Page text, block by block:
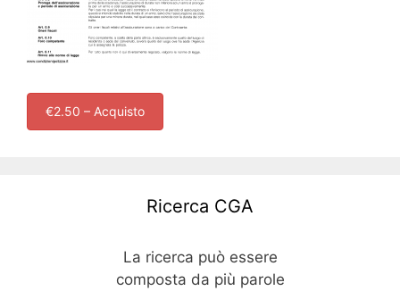
€2.50 – Acquisto
Ricerca CGA
La ricerca può essere
composta da più parole